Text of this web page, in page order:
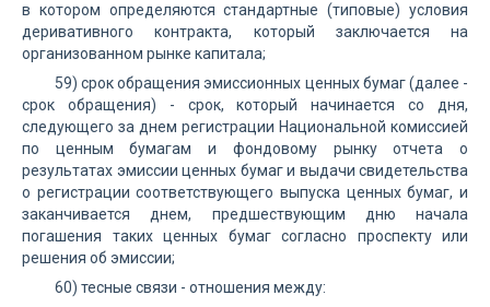
в котором определяются стандартные (типовые) условия
деривативного контракта, который заключается на
организованном рынке капитала;
59) срок обращения эмиссионных ценных бумаг (далее -
срок обращения) - срок, который начинается со дня,
следующего за днем регистрации Национальной комиссией
по ценным бумагам и фондовому рынку отчета о
результатах эмиссии ценных бумаг и выдачи свидетельства
о регистрации соответствующего выпуска ценных бумаг, и
заканчивается днем, предшествующим дню начала
погашения таких ценных бумаг согласно проспекту или
решения об эмиссии;
60) тесные связи - отношения между: